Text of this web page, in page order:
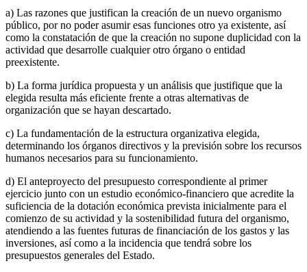
a) Las razones que justifican la creación de un nuevo organismo
público, por no poder asumir esas funciones otro ya existente, así
como la constatación de que la creación no supone duplicidad con la
actividad que desarrolle cualquier otro órgano o entidad
preexistente.
b) La forma jurídica propuesta y un análisis que justifique que la
elegida resulta más eficiente frente a otras alternativas de
organización que se hayan descartado.
c) La fundamentación de la estructura organizativa elegida,
determinando los órganos directivos y la previsión sobre los recursos
humanos necesarios para su funcionamiento.
d) El anteproyecto del presupuesto correspondiente al primer
ejercicio junto con un estudio económico-financiero que acredite la
suficiencia de la dotación económica prevista inicialmente para el
comienzo de su actividad y la sostenibilidad futura del organismo,
atendiendo a las fuentes futuras de financiación de los gastos y las
inversiones, así como a la incidencia que tendrá sobre los
presupuestos generales del Estado.